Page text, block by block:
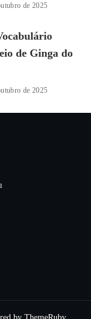
de 2025
de Ginga do
de 2025
by ThemeRuby.